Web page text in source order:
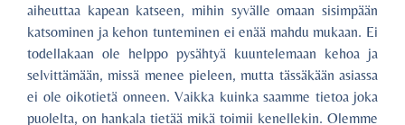
aiheuttaa kapean katseen, mihin syvälle omaan sisimpään
katsominen ja kehon tunteminen ei enää mahdu mukaan. Ei
todellakaan ole helppo pysähtyä kuuntelemaan kehoa ja
selvittämään, missä menee pieleen, mutta tässäkään asiassa
ei ole oikotietä onneen. Vaikka kuinka saamme tietoa joka
puolelta, on hankala tietää mikä toimii kenellekin. Olemme